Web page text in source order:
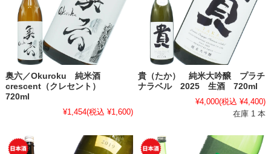
奥六／Okuroku 純米酒
crescent（クレセント）
720ml
¥1,454(税込 ¥1,600)
貴（たか） 純米大吟醸 プラチ
ナラベル 2025 生酒 720ml
¥4,000(税込 ¥4,400)
在庫 1 本